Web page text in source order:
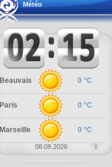
Météo
Beauvais 0 °C
Paris 0 °C
Marseille 0 °C
08.08.2026